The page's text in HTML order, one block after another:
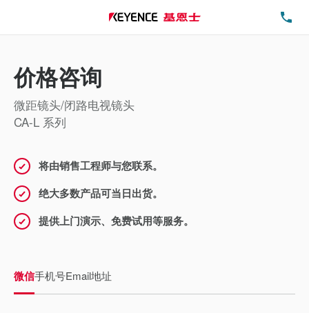
价格咨询
微距镜头/闭路电视镜头
CA-L 系列
将由销售工程师与您联系。
绝大多数产品可当日出货。
提供上门演示、免费试用等服务。
微信手机号Email地址